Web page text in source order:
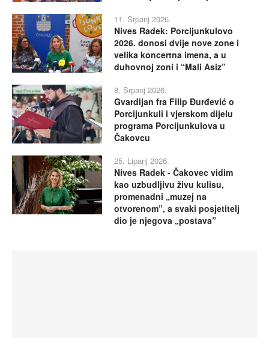
11. Srpanj 2026.
Nives Radek: Porcijunkulovo
2026. donosi dvije nove zone i
velika koncertna imena, a u
duhovnoj zoni i “Mali Asiz”
8. Srpanj 2026.
Gvardijan fra Filip Đurđević o
Porcijunkuli i vjerskom dijelu
programa Porcijunkulova u
Čakovcu
25. Lipanj 2026.
Nives Radek - Čakovec vidim
kao uzbudljivu živu kulisu,
promenadni „muzej na
otvorenom”, a svaki posjetitelj
dio je njegova „postava”